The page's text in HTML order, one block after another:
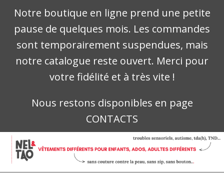
Notre boutique en ligne prend une petite
pause de quelques mois. Les commandes
sont temporairement suspendues, mais
notre catalogue reste ouvert. Merci pour
votre fidélité et à très vite !
Nous restons disponibles en page
CONTACTS